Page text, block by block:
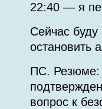
22:40 — я
Сейчас буду
остановить
ПС. Резюме:
вопрос к